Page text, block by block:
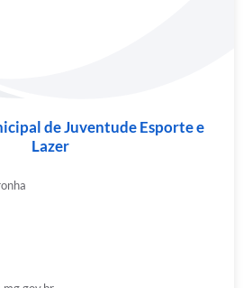
de Juventude Esporte e
Lazer